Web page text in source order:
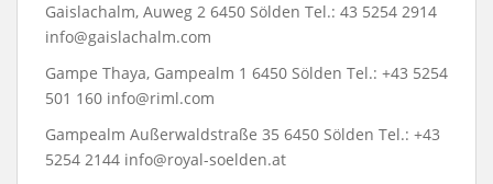
Gaislachalm, Auweg 2 6450 Sölden Tel.: 43 5254 2914
info@gaislachalm.com
Gampe Thaya, Gampealm 1 6450 Sölden Tel.: +43 5254
501 160 info@riml.com
Gampealm Außerwaldstraße 35 6450 Sölden Tel.: +43
5254 2144 info@royal-soelden.at